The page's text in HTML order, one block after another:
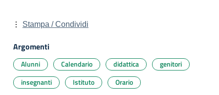
Stampa / Condividi
Argomenti
Alunni Calendario didattica
genitori
insegnanti
Istituto Orario